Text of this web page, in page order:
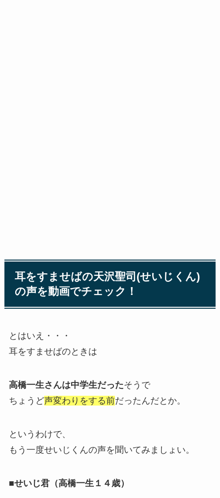
耳をすませばの天沢聖司(せいじくん)
の声を動画でチェック！
とはいえ・・・
耳をすませばのときは
高橋一生さんは中学生だったそうで
ちょうど声変わりをする前だったんだとか。
というわけで、
もう一度せいじくんの声を聞いてみましょい。
■せいじ君（高橋一生１４歳）